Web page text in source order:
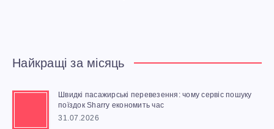
З
П
А
Н
І
Н
Н
:
Я
І
Д
Т
У
Найкращі за місяць
Швидкі пасажирські перевезення: чому сервіс пошуку
поїздок Sharry економить час
31.07.2026